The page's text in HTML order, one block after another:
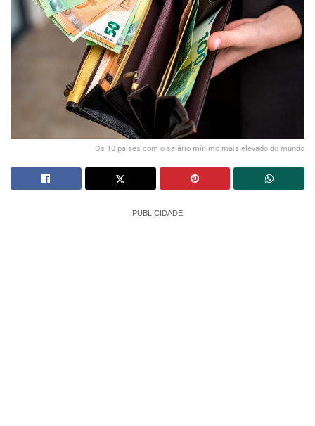
Os 10 países com o salário mínimo mais elevado do mundo
PUBLICIDADE